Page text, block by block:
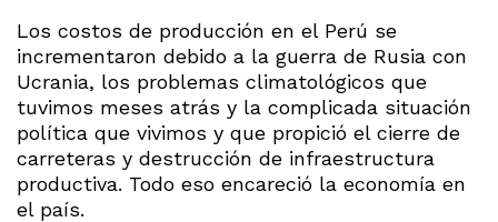
Los costos de producción en el Perú se
incrementaron debido a la guerra de Rusia con
Ucrania, los problemas climatológicos que
tuvimos meses atrás y la complicada situación
política que vivimos y que propició el cierre de
carreteras y destrucción de infraestructura
productiva. Todo eso encareció la economía en
el país.